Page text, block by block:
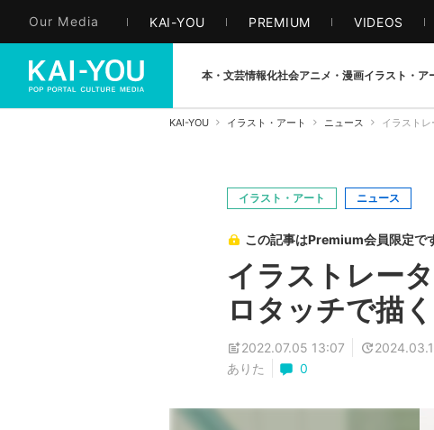
Our Media KAI-YOU PREMIUM VIDEOS
本・文芸情報化社会アニメ・漫画イラスト・ア
KAI-YOU イラスト・アート ニュース イラスト
イラスト・アート ニュース
この記事はPremium会員限定で
イラストレー
ロタッチで描
2022.07.05 13:07
ありた
0